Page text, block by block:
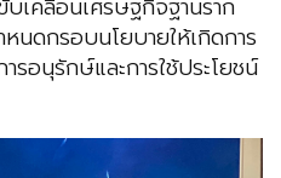
บเคลื่อนเศรษฐกิจฐานราก
ดกรอบนโยบายให้เกิดการ
อนุรักษ์และการใช้ประโยชน์